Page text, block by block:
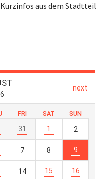
Kurzinfos aus dem Stadtteil